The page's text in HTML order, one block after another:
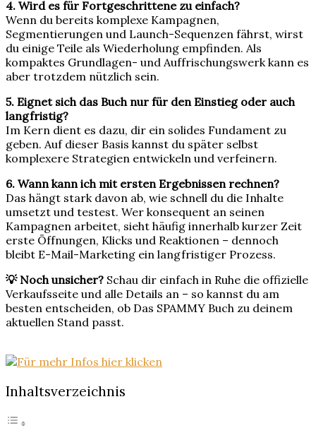
4. Wird es für Fortgeschrittene zu einfach?
Wenn du bereits komplexe Kampagnen,
Segmentierungen und Launch-Sequenzen fährst, wirst
du einige Teile als Wiederholung empfinden. Als
kompaktes Grundlagen- und Auffrischungswerk kann es
aber trotzdem nützlich sein.
5. Eignet sich das Buch nur für den Einstieg oder auch
langfristig?
Im Kern dient es dazu, dir ein solides Fundament zu
geben. Auf dieser Basis kannst du später selbst
komplexere Strategien entwickeln und verfeinern.
6. Wann kann ich mit ersten Ergebnissen rechnen?
Das hängt stark davon ab, wie schnell du die Inhalte
umsetzt und testest. Wer konsequent an seinen
Kampagnen arbeitet, sieht häufig innerhalb kurzer Zeit
erste Öffnungen, Klicks und Reaktionen – dennoch
bleibt E-Mail-Marketing ein langfristiger Prozess.
💡 Noch unsicher? Schau dir einfach in Ruhe die offizielle
Verkaufsseite und alle Details an – so kannst du am
besten entscheiden, ob Das SPAMMY Buch zu deinem
aktuellen Stand passt.
Inhaltsverzeichnis